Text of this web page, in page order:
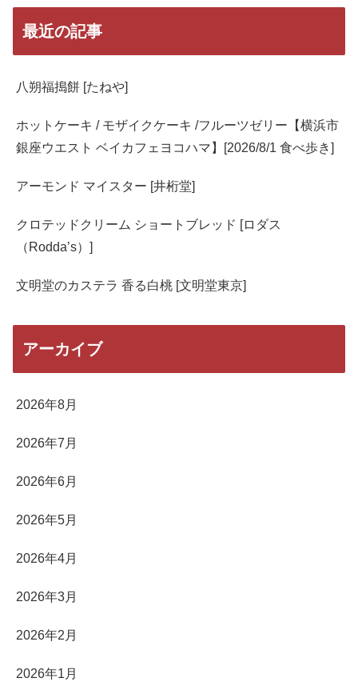
最近の記事
八朔福搗餅 [たねや]
ホットケーキ / モザイクケーキ /フルーツゼリー【横浜市
銀座ウエスト ベイカフェヨコハマ】[2026/8/1 食べ歩き]
アーモンド マイスター [井桁堂]
クロテッドクリーム ショートブレッド [ロダス
（Rodda’s）]
文明堂のカステラ 香る白桃 [文明堂東京]
アーカイブ
2026年8月
2026年7月
2026年6月
2026年5月
2026年4月
2026年3月
2026年2月
2026年1月